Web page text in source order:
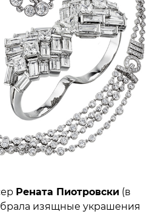
Рената Пиотровски (в
изящные украшения